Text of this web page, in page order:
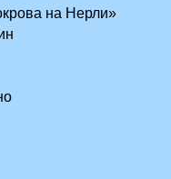
на Нерли»